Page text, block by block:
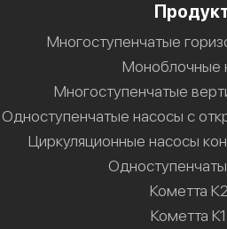
Многоступенчатые
Моноблочные
Многоступенчатые
Одноступенчатые насосы с
Циркуляционные насосы
Кометта
Кометта